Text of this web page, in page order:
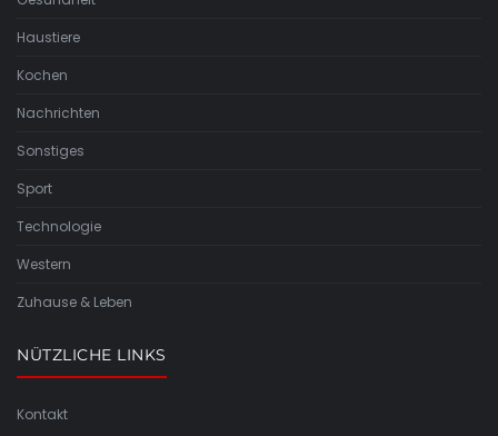
Haustiere
Kochen
Nachrichten
Sonstiges
Sport
Technologie
Western
Zuhause & Leben
NÜTZLICHE LINKS
Kontakt